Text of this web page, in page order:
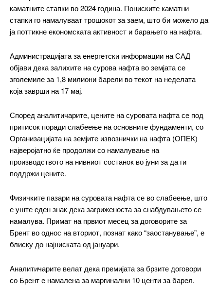
━ pricing plans
Free
бесплатно / forever
ИЗБЕРЕТЕ ПЛАН
Included for free:
каматните стапки во 2024 година. Пониските каматни
стапки го намалуваат трошокот за заем, што би можело да
ја поттикне економската активност и барањето на нафта.
Администрацијата за енергетски информации на САД
објави дека залихите на сурова нафта во земјата се
зголемиле за 1,8 милиони барели во текот на неделата
која заврши на 17 мај.
Според аналитичарите, цените на суровата нафта се под
притисок поради слабеење на основните фундаменти, со
Организацијата на земјите извознички на нафта (ОПЕК)
најверојатно ќе продолжи со намалување на
производството на нивниот состанок во јуни за да ги
поддржи цените.
Физичките пазари на суровата нафта се во слабеење, што
е уште еден знак дека загриженоста за снабдувањето се
намалува. Примат на првиот месец за договорите за
Брент во однос на вториот, познат како “заостанување”, е
блиску до најниската од јануари.
Аналитичарите велат дека премијата за брзите договори
со Брент е намалена за маргинални 10 центи за барел.